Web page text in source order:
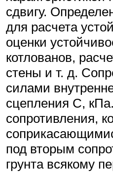
сдвигу.
для расчета
оценки
котлованов,
стены и т. д.
силами
сцепления C,
сопротивления,
под вторым
грунта всякому